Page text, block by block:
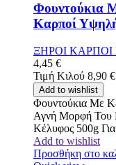
Φουντούκια
Καρποί
ΞΗΡΟΙ
4,45 €
Τιμή Κιλού 8,90 €
Add to wishlist
Φουντούκια Με
Αγνή Μορφή Του
Κέλυφος 500g
Add to wishlist
Προσθήκη στο